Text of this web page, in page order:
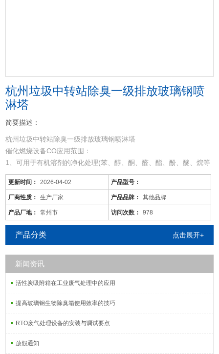
杭州垃圾中转站除臭一级排放玻璃钢喷
淋塔
简要描述：
杭州垃圾中转站除臭一级排放玻璃钢喷淋塔
催化燃烧设备CO应用范围：
1、可用于有机溶剂的净化处理(苯、醇、酮、醛、酯、酚、醚、烷等
混合有机废气)。
2、适用于电线、电缆、漆包线、机械、电机、化工、仪表、汽车、
自行车、摩托车、发动机、磁带、塑料、家用电器等行业的有机废气
净化。
3、可用于各种烘道、印铁制罐、表面喷涂。印刷油墨、机电绝缘处
理、皮鞋粘胶等烘干线，净化各工序产生的有机废气。
更新时间： 2026-04-02 产品型号：
厂商性质： 生产厂家 产品品牌： 其他品牌
产品厂地： 常州市 访问次数： 978
产品分类 点击展开+
新闻资讯
活性炭吸附箱在工业废气处理中的应用
提高玻璃钢生物除臭箱使用效率的技巧
RTO废气处理设备的安装与调试要点
放假通知